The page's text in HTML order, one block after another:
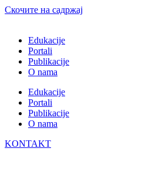
Скочите на садржај
Edukacije
Portali
Publikacije
O nama
Edukacije
Portali
Publikacije
O nama
KONTAKT